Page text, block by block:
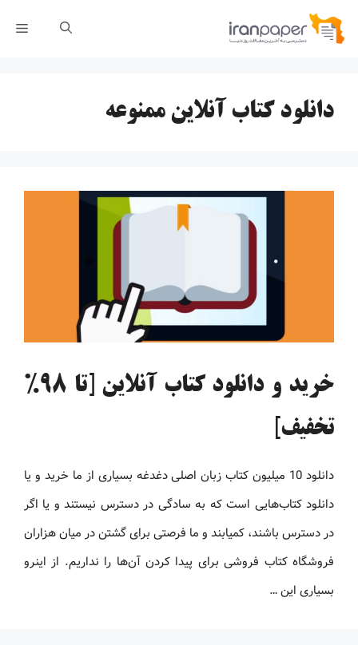
پرش
دانلود کتاب آنلاین ممنوعه
خرید و دانلود کتاب آنلاین [تا 98%
تخفیف]
دانلود 10 میلیون کتاب زبان اصلی دغدغه بسیاری از ما خرید و یا
دانلود کتاب‌هایی است که به سادگی در دسترس نیستند و یا اگر
در دسترس باشند، کمیابند و ما فرصتی برای گشتن در میان هزاران
فروشگاه کتاب فروشی برای پیدا کردن آن‌ها را نداریم. از اینرو
بسیاری این …